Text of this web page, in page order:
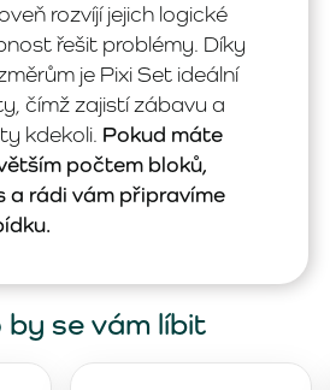
rozvíjí jejich logické
řešit problémy. Díky
je Pixi Set ideální
čímž zajistí zábavu a
kdekoli. Pokud máte
počtem bloků,
a rádi vám připravíme
by se vám líbit